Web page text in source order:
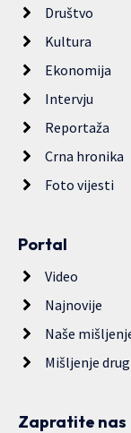
Društvo
Kultura
Ekonomija
Intervju
Reportaža
Crna hronika
Foto vijesti
Portal
Video
Najnovije
Naše
Mišljenje
Zapratite nas